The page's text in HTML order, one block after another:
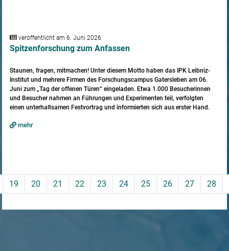
veröffentlicht am 6. Juni 2026
Spitzenforschung zum Anfassen
Staunen, fragen, mitmachen! Unter diesem Motto haben das IPK Leibniz-
Institut und mehrere Firmen des Forschungscampus Gatersleben am 06.
Juni zum „Tag der offenen Türen“ eingeladen. Etwa 1.000 Besucherinnen
und Besucher nahmen an Führungen und Experimenten teil, verfolgten
einen unterhaltsamen Festvortrag und informierten sich aus erster Hand.
mehr
19 20 21 22 23 24 25 26 27 28